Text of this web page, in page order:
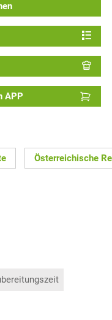
APP
Österreichische